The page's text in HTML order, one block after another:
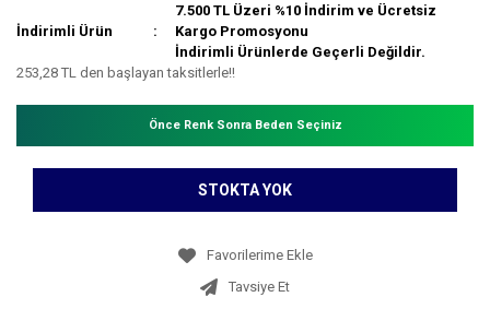
İndirimli Ürün
7.500 TL Üzeri %10 İndirim ve Ücretsiz
Kargo Promosyonu
İndirimli Ürünlerde Geçerli Değildir.
253,28 TL den başlayan taksitlerle!!
Önce Renk Sonra Beden Seçiniz
STOKTA YOK
Tavsiye Et